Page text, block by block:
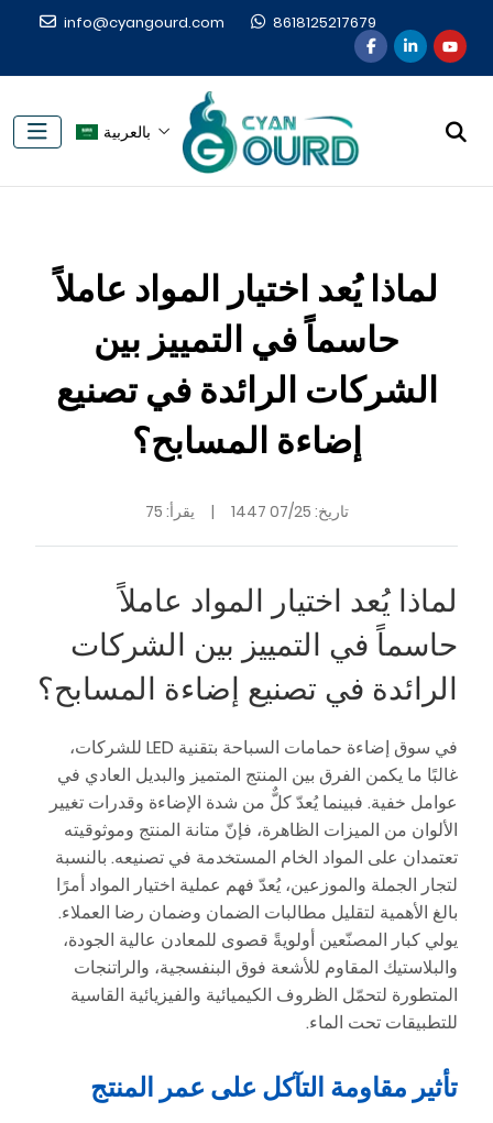
info@cyangourd.com 8618125217679
بالعربية
لماذا يُعد اختيار المواد عاملاً
حاسماً في التمييز بين
الشركات الرائدة في تصنيع
إضاءة المسابح؟
تاريخ: 07/25 1447
| يقرأ: 75
لماذا يُعد اختيار المواد عاملاً
حاسماً في التمييز بين الشركات
الرائدة في تصنيع إضاءة المسابح؟
في سوق إضاءة حمامات السباحة بتقنية LED للشركات،
غالبًا ما يكمن الفرق بين المنتج المتميز والبديل العادي في
عوامل خفية. فبينما يُعدّ كلٌّ من شدة الإضاءة وقدرات تغيير
الألوان من الميزات الظاهرة، فإنّ متانة المنتج وموثوقيته
تعتمدان على المواد الخام المستخدمة في تصنيعه. بالنسبة
لتجار الجملة والموزعين، يُعدّ فهم عملية اختيار المواد أمرًا
بالغ الأهمية لتقليل مطالبات الضمان وضمان رضا العملاء.
يولي كبار المصنّعين أولويةً قصوى للمعادن عالية الجودة،
والبلاستيك المقاوم للأشعة فوق البنفسجية، والراتنجات
المتطورة لتحمّل الظروف الكيميائية والفيزيائية القاسية
للتطبيقات تحت الماء.
تأثير مقاومة التآكل على عمر المنتج